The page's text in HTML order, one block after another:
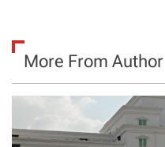
More From Author